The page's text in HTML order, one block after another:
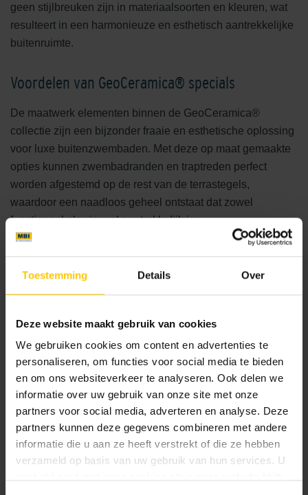
Toestemming Details Over
Deze website maakt gebruik van cookies
We gebruiken cookies om content en advertenties te
personaliseren, om functies voor social media te bieden
en om ons websiteverkeer te analyseren. Ook delen we
informatie over uw gebruik van onze site met onze
partners voor social media, adverteren en analyse. Deze
partners kunnen deze gegevens combineren met andere
informatie die u aan ze heeft verstrekt of die ze hebben
verzameld op basis van uw gebruik van hun services. U
geen stijlbreuken zijn in materiaalsoorten en kleuren, wat
resulteert in een harmonieuze en esthetisch aantrekkelijke
buitenruimte.
Voordelen van GeoCeramica® specials
De maatwerk elementen binnen de GeoCeramica®
collectie zijn een bijzonder fraaie en esthetische oplossing
voor luxe buitenzwembaden. Met deze op maat gemaakte
opties kunnen zwembadranden en traptreden perfect
worden afgestemd op de rest van de terrastegels,
waardoor een naadloos geheel ontstaat dat zowel
functioneel als visueel aantrekkelijk is.
Perfectie in detail
alles in elkaar overloopt. Dit zorgt niet alleen voor een
strakke en moderne uitstraling, maar ook voor een gevoel
van rust en continuïteit. Binnen de GeoCeramica® collectie
kunnen van elk design maatwerk elementen worden
besteld, waardoor er eindeloze mogelijkheden zijn om een
buitenruimte volledig naar wens te maken.
Conclusie